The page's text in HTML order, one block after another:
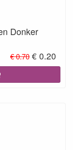
Donker
€ 0.70 € 0.20